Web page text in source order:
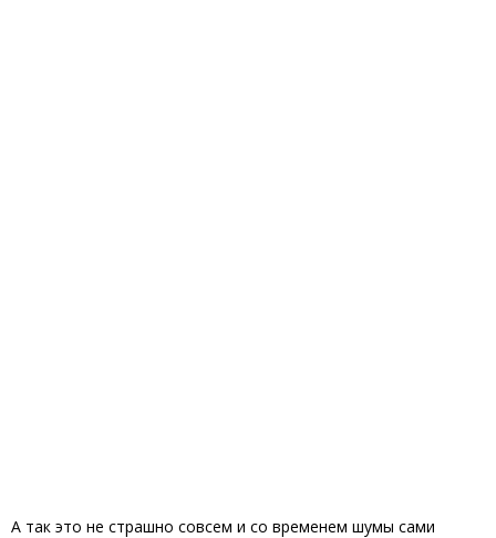
А так это не страшно совсем и со временем шумы сами